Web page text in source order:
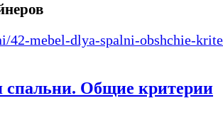
спальни. Общие критерии